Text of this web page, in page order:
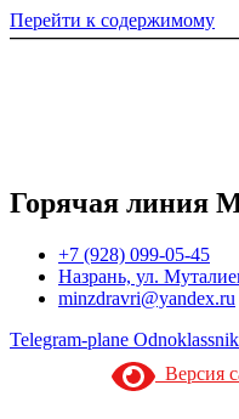
Перейти к содержимому
Горячая линия
+7 (928) 099-05-45
Назрань, ул.
minzdravri@yandex.ru
Telegram-plane
Версия